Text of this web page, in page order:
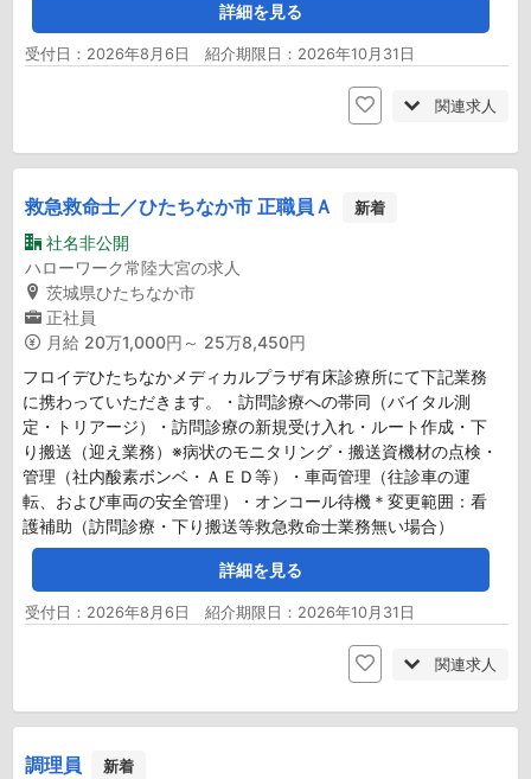
詳細を見る
受付日：2026年8月6日 紹介期限日：2026年10月31日
関連求人
救急救命士／ひたちなか市 正職員Ａ 新着
社名非公開
ハローワーク常陸大宮の求人
茨城県ひたちなか市
正社員
月給 20万1,000円～ 25万8,450円
フロイデひたちなかメディカルプラザ有床診療所にて下記業務
に携わっていただきます。・訪問診療への帯同（バイタル測
定・トリアージ）・訪問診療の新規受け入れ・ルート作成・下
り搬送（迎え業務）※病状のモニタリング・搬送資機材の点検・
管理（社内酸素ボンベ・ＡＥＤ等）・車両管理（往診車の運
転、および車両の安全管理）・オンコール待機＊変更範囲：看
護補助（訪問診療・下り搬送等救急救命士業務無い場合）
詳細を見る
受付日：2026年8月6日 紹介期限日：2026年10月31日
関連求人
調理員 新着